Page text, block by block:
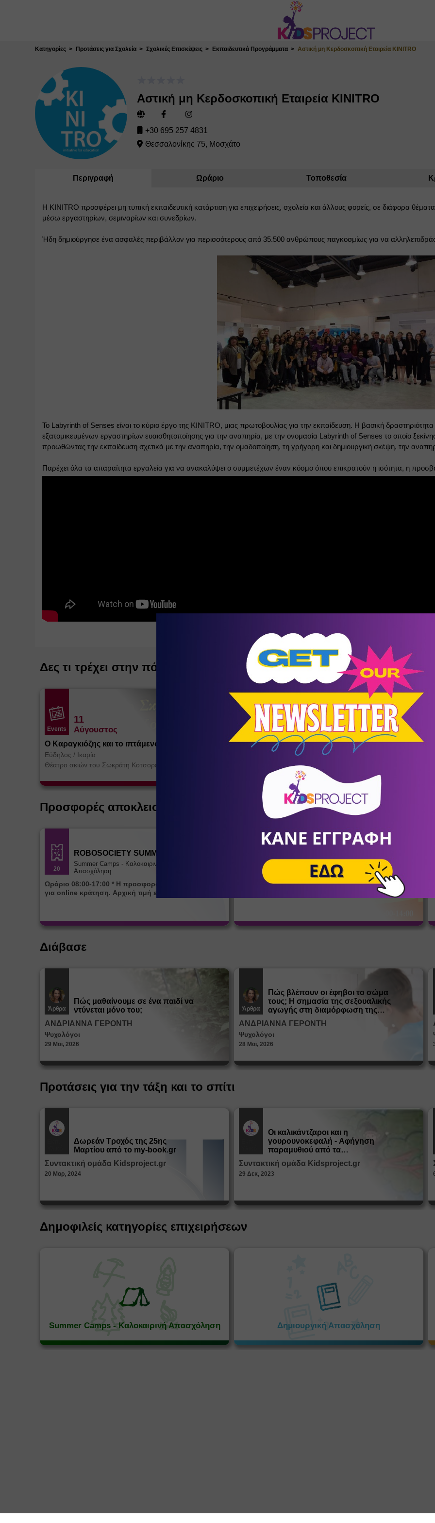
Κατηγορίες Προτάσεις για Σχολεία Σχολικές Επισκέψεις Εκπαιδευτικά Προγράμματα Αστική μη Κερδοσκοπική Εταιρεία KINITRO
Αστική μη Κερδοσκοπική Εταιρεία KINITRO
+30 695 257 4831
Θεσσαλονίκης 75, Μοσχάτο
Περιγραφή Ωράριο Τοποθεσία
Η KINITRO προσφέρει μη τυπική εκπαιδευτική κατάρτιση για επιχειρήσεις, σχολεία και άλλους φορείς, σε διάφορα
μέσω εργαστηρίων, σεμιναρίων και συνεδρίων.
Ήδη δημιούργησε ένα ασφαλές περιβάλλον για περισσότερους από 35.500 ανθρώπους παγκοσμίως για να
Το Labyrinth of Senses είναι το κύριο έργο της ΚΙΝΙΤRO, μιας πρωτοβουλίας για την εκπαίδευση. Η βασική
εξατομικευμένων εργαστηρίων ευαισθητοποίησης για την αναπηρία, με την ονομασία Labyrinth of Senses το οποίο
προωθώντας την εκπαίδευση σχετικά με την αναπηρία, την ομαδοποίηση, τη γρήγορη και δημιουργική σκέψη, την
Παρέχει όλα τα απαραίτητα εργαλεία για να ανακαλύψει ο συμμετέχων έναν κόσμο όπου επικρατούν η ισότητα, η
Δες τι τρέχει στην πόλη
Events
11
Αύγουστος
Ο Καραγκιόζης και το ιπτάμενο Τέρας
Εύδηλος / Ικαρία
Θέατρο σκιών του Σωκράτη Κοτσορέ
Events
10
Αύγουστος
Δαίδαλος και Ίκαρος
Θέατρο σκιών του Σωκράτη Κοτσορέ
Προσφορές αποκλειστικά για εσένα
20
ROBOSOCIETY SUMMER CAMP
Summer Camps - Καλοκαιρινή
Απασχόληση
Ωράριο 08:00-17:00 * Η προσφορά ισχύει αποκλειστικά
για online κράτηση. Αρχική τιμή εβδομάδας 85€
Summer Camps - Καλοκαιρινή
Συμμετοχή για τέσσερις ή περισσότερες εβδομάδες με
Διάβασε
Άρθρα
Πώς μαθαίνουμε σε ένα παιδί να
ντύνεται μόνο του;
ΑΝΔΡΙΑΝΝΑ ΓΕΡΟΝΤΗ
Ψυχολόγοι
29 Μαϊ, 2026
Άρθρα
Πώς βλέπουν οι έφηβοι το σώμα
τους; Η σημασία της σεξουαλικής
αγωγής στη διαμόρφωση της
ταυτότητας
ΑΝΔΡΙΑΝΝΑ ΓΕΡΟΝΤΗ
Ψυχολόγοι
28 Μαϊ, 2026
Προτάσεις για την τάξη και το σπίτι
Δωρεάν Tροχός της 25ης
Μαρτίου από το my-book.gr
Συντακτική ομάδα Kidsproject.gr
20 Μαρ, 2024
Οι καλικάντζαροι και η
γουρουνοκεφαλή - Αφήγηση
παραμυθιού από τα
Παραμυθοκαμώματα
Συντακτική ομάδα Kidsproject.gr
29 Δεκ, 2023
Δημοφιλείς κατηγορίες επιχειρήσεων
Summer Camps - Καλοκαιρινή Απασχόληση Δημιουργική Απασχόληση